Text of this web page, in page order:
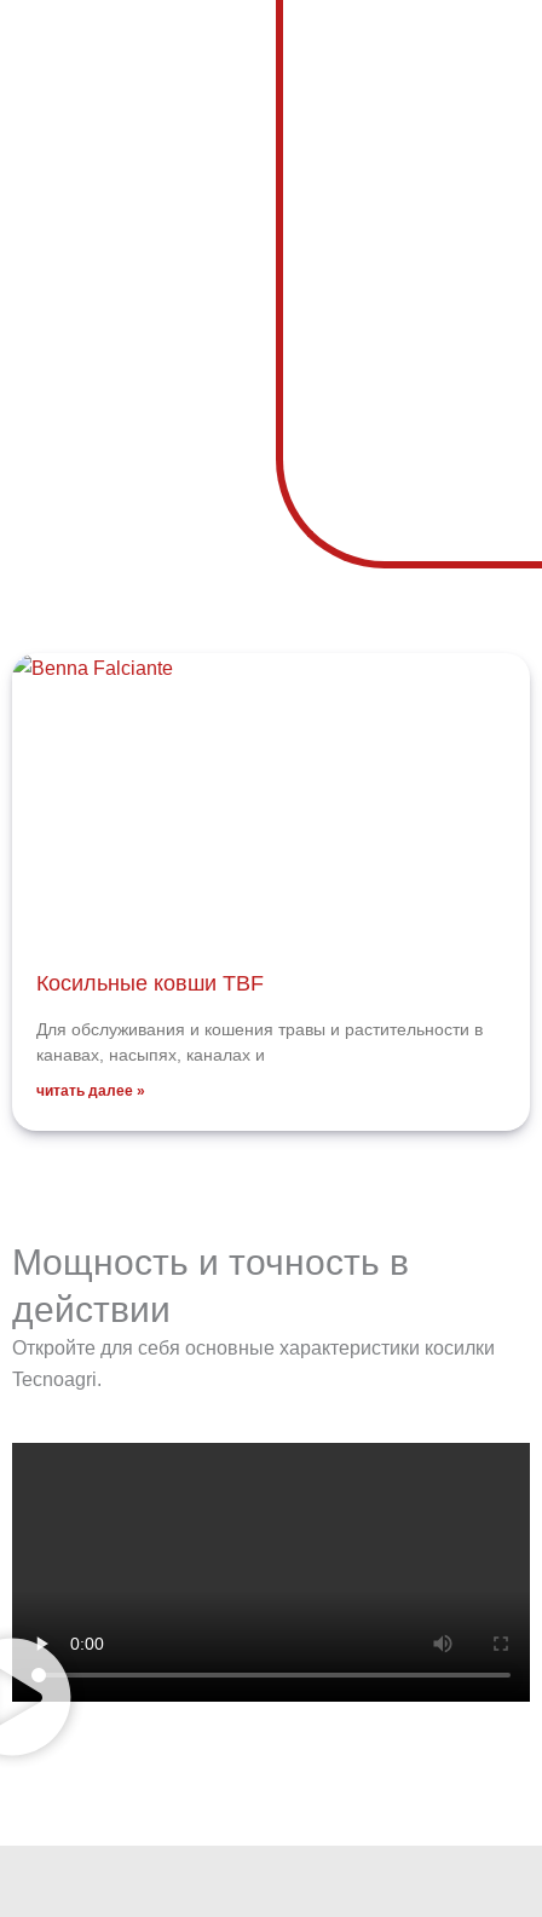
Косильные ковши TBF
Для обслуживания и кошения травы и растительности в
канавах, насыпях, каналах и
читать далее »
Мощность и точность в
действии
Откройте для себя основные характеристики косилки
Tecnoagri.